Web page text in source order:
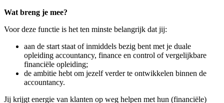
Wat breng je mee?
Voor deze functie is het ten minste belangrijk dat jij:
aan de start staat of inmiddels bezig bent met je duale
opleiding accountancy, finance en control of vergelijkbare
financiële opleiding;
de ambitie hebt om jezelf verder te ontwikkelen binnen de
accountancy.
Jij krijgt energie van klanten op weg helpen met hun (financiële)